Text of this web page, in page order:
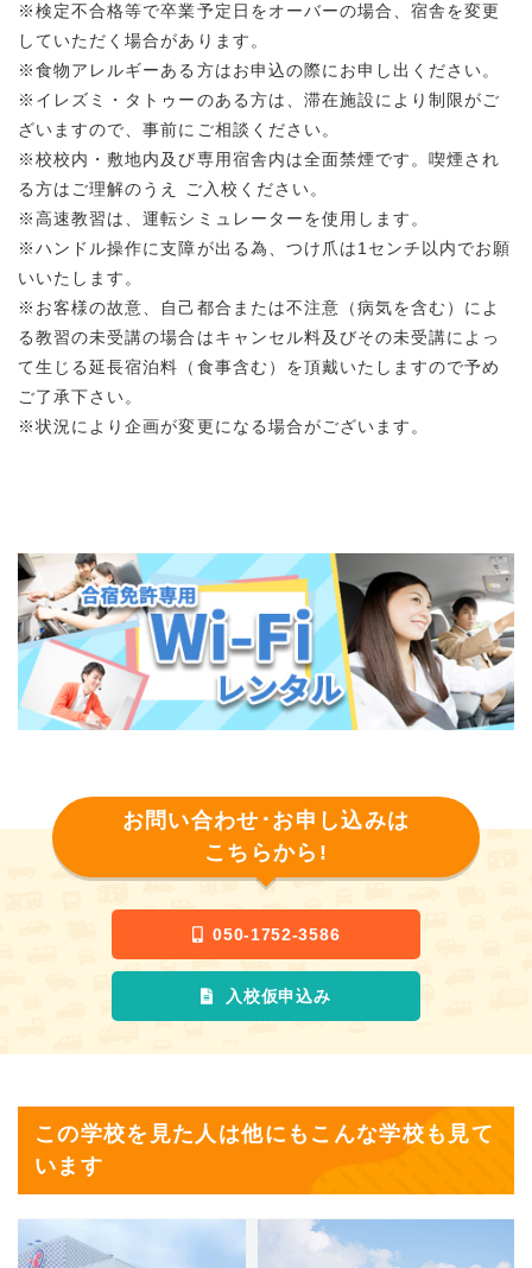
※検定不合格等で卒業予定日をオーバーの場合、宿舎を変更
していただく場合があります。
※食物アレルギーある方はお申込の際にお申し出ください。
※イレズミ・タトゥーのある方は、滞在施設により制限がご
ざいますので、事前にご相談ください。
※校校内・敷地内及び専用宿舎内は全面禁煙です。喫煙され
る方はご理解のうえ ご入校ください。
※高速教習は、運転シミュレーターを使用します。
※ハンドル操作に支障が出る為、つけ爪は1センチ以内でお願
いいたします。
※お客様の故意、自己都合または不注意（病気を含む）によ
る教習の未受講の場合はキャンセル料及びその未受講によっ
て生じる延長宿泊料（食事含む）を頂戴いたしますので予め
ご了承下さい。
※状況により企画が変更になる場合がございます。
お問い合わせ･お申し込みは
こちらから!
050-1752-3586
入校仮申込み
この学校を見た人は他にもこんな学校も見て
います